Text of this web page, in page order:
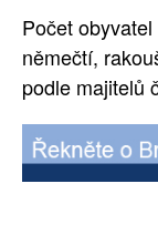
Počet
němečtí,
podle majitelů